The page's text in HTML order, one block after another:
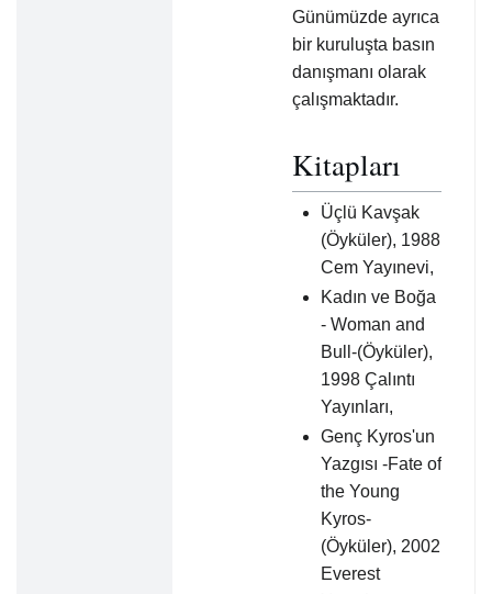
Günümüzde ayrıca
bir kuruluşta basın
danışmanı olarak
çalışmaktadır.
Kitapları
Üçlü Kavşak
(Öyküler), 1988
Cem Yayınevi,
Kadın ve Boğa
- Woman and
Bull-(Öyküler),
1998 Çalıntı
Yayınları,
Genç Kyros'un
Yazgısı -Fate of
the Young
Kyros-
(Öyküler), 2002
Everest